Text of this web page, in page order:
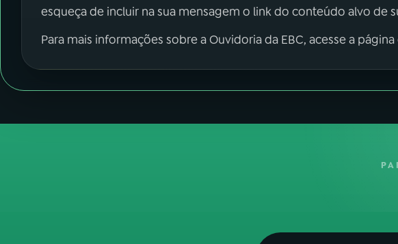
esqueça de incluir na sua mensagem o link do conteúdo alvo de
Para mais informações sobre a Ouvidoria da EBC, acesse a